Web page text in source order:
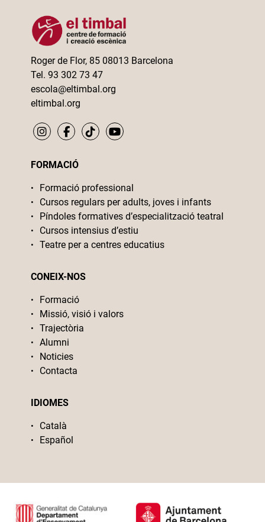
Roger de Flor, 85 08013 Barcelona
Tel. 93 302 73 47
escola@eltimbal.org
eltimbal.org
FORMACIÓ
Formació professional
Cursos regulars per adults, joves i infants
Píndoles formatives d’especialització teatral
Cursos intensius d’estiu
Teatre per a centres educatius
CONEIX-NOS
Formació
Missió, visió i valors
Trajectòria
Alumni
Noticies
Contacta
IDIOMES
Català
Español